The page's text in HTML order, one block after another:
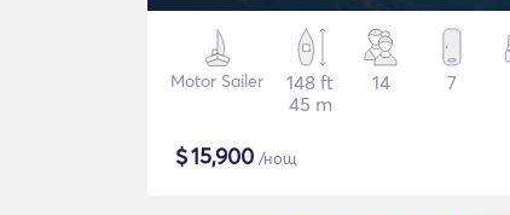
Motor Sailer
148 ft
45 m
14 7
$15,900 /нощ